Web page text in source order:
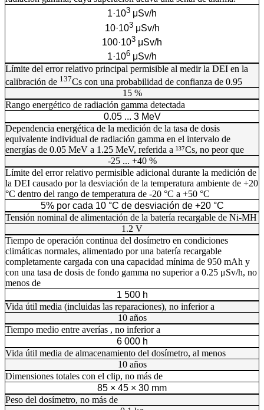
1·103 μSv/h
10·103μSv/h
100·103 μSv/h
1·106 μSv/h
Límite del error relativo principal permisible al medir la DEI en la
calibración de 137Cs con una probabilidad de confianza de 0.95
15 %
Rango energético de radiación gamma detectada
0.05 ... 3 MeV
Dependencia energética de la medición de la tasa de dosis
equivalente individual de radiación gamma en el intervalo de
energías de 0.05 MeV a 1.25 MeV, referida a ¹³⁷Cs, no peor que
-25 ... +40 %
Límite del error relativo permisible adicional durante la medición de
la DEI causado por la desviación de la temperatura ambiente de +20
°C dentro del rango de temperatura de -20 °C a +50 °C
5% por cada 10 °C de desviación de +20 °C
Tensión nominal de alimentación de la batería recargable de Ni-MH
1.2 V
Tiempo de operación continua del dosímetro en condiciones
climáticas normales, alimentado por una batería recargable
completamente cargada con una capacidad mínima de 950 mAh y
con una tasa de dosis de fondo gamma no superior a 0.25 μSv/h, no
menos de
1 500 h
Vida útil media (incluidas las reparaciones), no inferior a
10 años
Tiempo medio entre averías , no inferior a
6 000 h
Vida útil media de almacenamiento del dosímetro, al menos
10 años
Dimensiones totales con el clip, no más de
85 × 45 × 30 mm
Peso del dosímetro, no más de